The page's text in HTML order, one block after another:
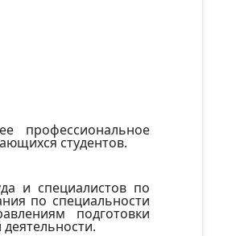
студентов.
и специалистов по
по специальности
подготовки